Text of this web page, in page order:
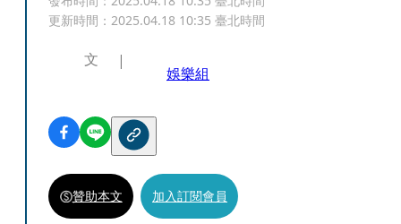
更新時間： 2025.04.18 10:35 臺北時間
文
娛樂組
贊助本文 加入訂閱會員